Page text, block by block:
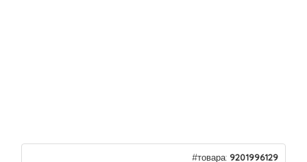
#товара: 9201996129